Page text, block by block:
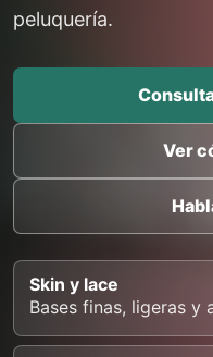
peluquería.
Ver
Skin y lace
Bases finas, ligeras y